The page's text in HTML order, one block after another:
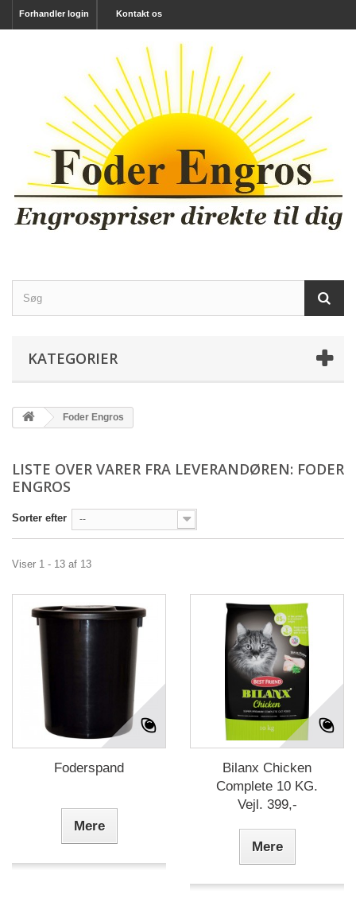
Forhandler login Kontakt os
KATEGORIER
Foder Engros
LISTE OVER VARER FRA LEVERANDØREN: FODER
ENGROS
Sorter efter --
Viser 1 - 13 af 13
Foderspand
Mere
Bilanx Chicken
Complete 10 KG.
Vejl. 399,-
Mere